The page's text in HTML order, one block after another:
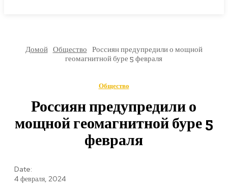
Домой Общество
Россиян предупредили о мощной
геомагнитной буре 5 февраля
Общество
Россиян предупредили о
мощной геомагнитной буре 5
февраля
Date:
4 февраля, 2024